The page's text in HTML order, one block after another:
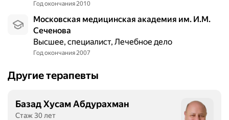
год окончания 2010
Московская медицинская академия им. И.М.
Сеченова
высшее, специалист, Лечебное дело
год окончания 2007
Другие терапевты
Базад Хусам Абдурахман
Стаж 30 лет